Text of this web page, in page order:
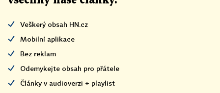
Veškerý obsah HN.cz
Mobilní aplikace
Bez reklam
Odemykejte obsah pro přátele
Články v audioverzi + playlist